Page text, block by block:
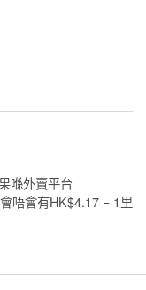
喺外賣平台
唔會有HK$4.17 = 1里